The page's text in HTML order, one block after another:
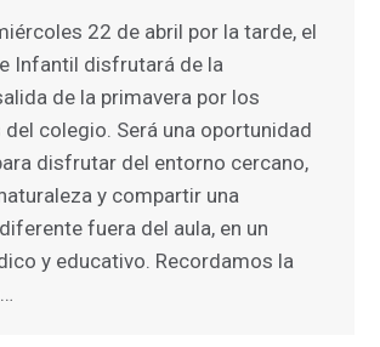
22 de abril por la tarde, el
Infantil disfrutará de la
de la primavera por los
colegio. Será una oportunidad
disfrutar del entorno cercano,
y compartir una
fuera del aula, en un
y educativo. Recordamos la